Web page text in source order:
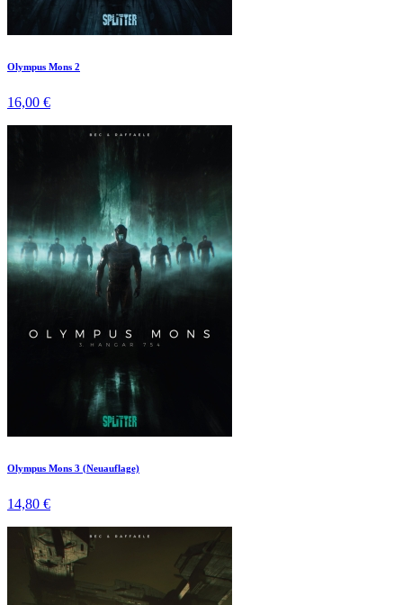
Olympus Mons 2
16,00 €
Olympus Mons 3 (Neuauflage)
14,80 €